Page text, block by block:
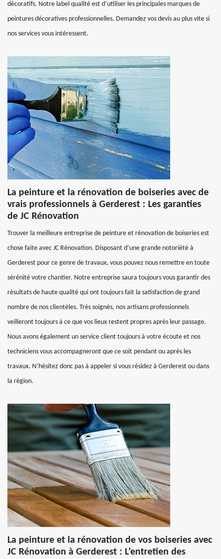
décoratifs. Notre label qualité est d’utiliser les principales marques de
peintures décoratives professionnelles. Demandez vos devis au plus vite si
nos services vous intéressent.
La peinture et la rénovation de boiseries avec de
vrais professionnels à Gerderest : Les garanties
de JC Rénovation
Trouver la meilleure entreprise de peinture et rénovation de boiseries est
chose faite avec JC Rénovation. Disposant d’une grande notoriété à
Gerderest pour ce genre de travaux, vous pouvez nous remettre en toute
sérénité votre chantier. Notre entreprise saura toujours vous garantir des
résultats de haute qualité qui ont toujours fait la satisfaction de grand
nombre de nos clientèles. Très soignés, nos artisans professionnels
veilleront toujours à ce que vos lieux restent propres après leur passage.
Nous avons également un service client toujours à votre écoute et nos
techniciens vous accompagneront que ce soit pendant ou après les
travaux. N’hésitez donc pas à appeler si vous résidez à Gerderest ou dans
la région.
La peinture et la rénovation de vos boiseries avec
JC Rénovation à Gerderest : L’entretien des